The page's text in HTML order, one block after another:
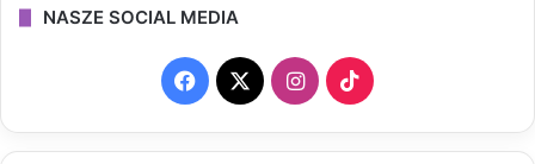
NASZE SOCIAL MEDIA
F
a
X
I
n
T
i